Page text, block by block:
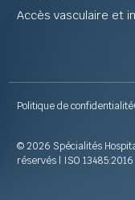
Accès vasculaire et
© 2026 Spécialités
réservés | ISO 13485:2016
Politique de confidentialité